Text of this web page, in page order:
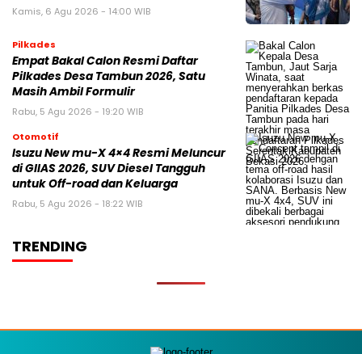
Kamis, 6 Agu 2026 - 14:00 WIB
Pilkades
Empat Bakal Calon Resmi Daftar
Pilkades Desa Tambun 2026, Satu
Masih Ambil Formulir
Rabu, 5 Agu 2026 - 19:20 WIB
Otomotif
Isuzu New mu-X 4×4 Resmi Meluncur
di GIIAS 2026, SUV Diesel Tangguh
untuk Off-road dan Keluarga
Rabu, 5 Agu 2026 - 18:22 WIB
TRENDING